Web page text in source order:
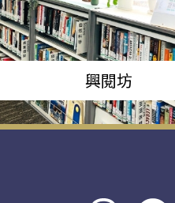
興閱坊